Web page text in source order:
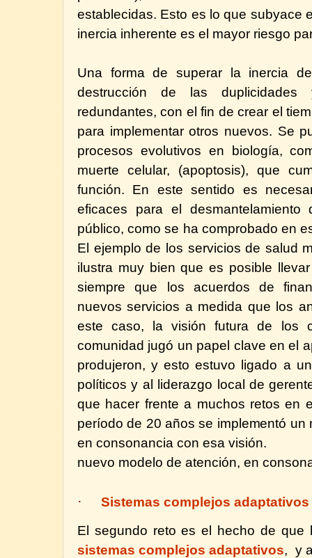
establecidas. Esto es lo que subyace
inercia inherente es el mayor riesgo
Una forma de superar la inercia
destrucción de las
redundantes, con el fin de crear el
para implementar otros nuevos. Se
procesos evolutivos en biología,
muerte celular, (apoptosis), que
función. En este sentido es
eficaces para el
público, como se ha comprobado en
El ejemplo de los servicios de salud
ilustra muy bien que es posible
siempre que los acuerdos de
nuevos servicios a medida que los
este caso, la visión futura de los
comunidad jugó un papel clave en el
produjeron, y esto estuvo ligado a
políticos y al liderazgo local de
que hacer frente a muchos retos en
período de 20 años se implementó
en consonancia con esa visión.
nuevo modelo de atención, en
·
Sistemas complejos adaptativos
El segundo reto es el hecho de que
sistemas complejos adaptativos, y